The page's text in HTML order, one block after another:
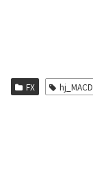
FX hj_MACD